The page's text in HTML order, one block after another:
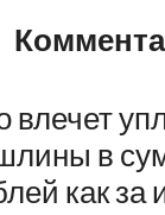
влечет
в
как за